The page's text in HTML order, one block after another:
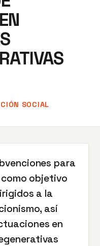
SOCIAL
para
objetivo
a la
así
en